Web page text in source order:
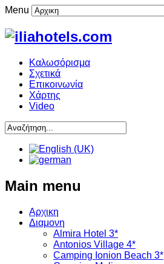
Menu
Καλωσόρισμα
Σχετικά
Επικοινωνία
Χάρτης
Video
Main menu
Αρχικη
Διαμονη
Almira Hotel 3*
Antonios Village 4*
Camping Ionion Beach 3*